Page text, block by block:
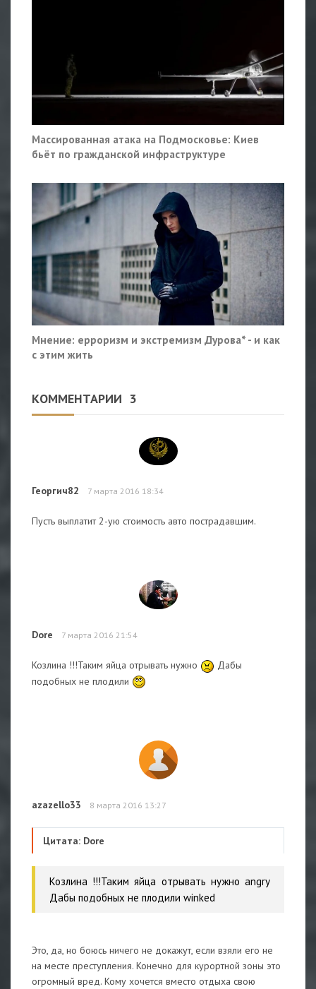
Массированная атака на Подмосковье: Киев
бьёт по гражданской инфраструктуре
Мнение: ерроризм и экстремизм Дурова* - и как
с этим жить
КОММЕНТАРИИ 3
Георгич82 7 марта 2016 18:34
Пусть выплатит 2-ую стоимость авто пострадавшим.
Dore 7 марта 2016 21:54
Козлина !!!Таким яйца отрывать нужно
Дабы
подобных не плодили
azazello33 8 марта 2016 13:27
Цитата: Dore
Козлина !!!Таким яйца отрывать нужно angry
Дабы подобных не плодили winked
Это, да, но боюсь ничего не докажут, если взяли его не
на месте преступления. Конечно для курортной зоны это
огромный вред. Кому хочется вместо отдыха свою